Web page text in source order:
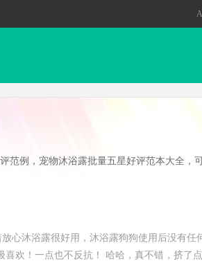
范例，宠物沐浴露批量五星好评范本大全，
心沐浴露很好用，沐浴露狗狗使用后没有
喜欢！一点也不反抗！ 哈哈，真不错，挤了